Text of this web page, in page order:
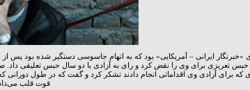
سال حبس تعریزی برای وی را نقض کرد و رای به آزادی با دو سال حبس تعلیقی داد.
برای آزادی وی اقداماتی انجام دادند تشکر کرد و گفت که در طول دورانی
قوت قلب می‌داد.